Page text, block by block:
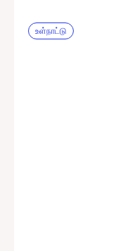
உள்நாட்டு